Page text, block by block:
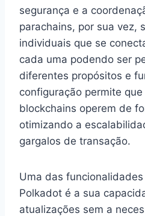
segurança e a
parachains, por sua vez,
individuais que se
cada uma podendo ser
diferentes propósitos e
configuração permite
blockchains operem de
otimizando a
gargalos de transação.
Uma das
Polkadot é a sua
atualizações sem a